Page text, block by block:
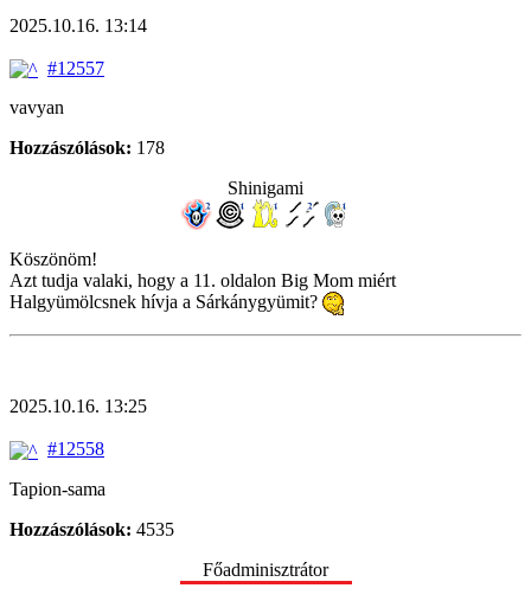
2025.10.16. 13:14
#12557
vavyan
Hozzászólások: 178
Shinigami
Köszönöm!
Azt tudja valaki, hogy a 11. oldalon Big Mom miért
Halgyümölcsnek hívja a Sárkánygyümit?
2025.10.16. 13:25
#12558
Tapion-sama
Hozzászólások: 4535
Főadminisztrátor